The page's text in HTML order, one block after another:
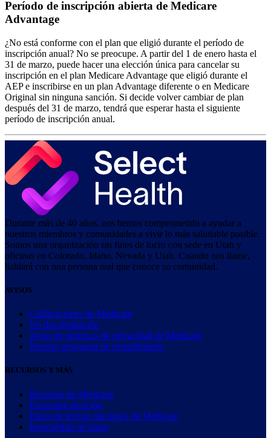
Período de inscripción abierta de Medicare
Advantage
¿No está conforme con el plan que eligió durante el período de
inscripción anual? No se preocupe. A partir del 1 de enero hasta el
31 de marzo, puede hacer una elección única para cancelar su
inscripción en el plan Medicare Advantage que eligió durante el
AEP e inscribirse en un plan Advantage diferente o en Medicare
Original sin ninguna sanción. Si decide volver cambiar de plan
después del 31 de marzo, tendrá que esperar hasta el siguiente
período de inscripción anual.
Durante más de 40 años, nos hemos comprometido a ayudar a
nuestros miembros y comunidades a vivir lo más saludable posible.
Somos una organización sin fines de lucro con sede en Utah y
oficinas en Colorado, Idaho, Nevada y Utah. Cuando nos llame,
hablará con una persona real que conoce su comunidad.
AVISOS
Calificaciones de Medicare
No discriminación
Aviso de prácticas de privacidad de Medicare
Nuestro programa de cumplimiento
RECURSOS Y MÁS
Recursos de Medicare
Encuentre atención
Datos de lectura mecánica de Medicare
Intercambio de datos